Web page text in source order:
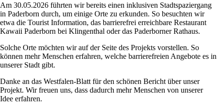
Am 30.05.2026 führten wir bereits einen inklusiven Stadtspaziergang
in Paderborn durch, um einige Orte zu erkunden. So besuchten wir
etwa die Tourist Information, das barrierefrei erreichbare Restaurant
Kawaii Paderborn bei Klingenthal oder das Paderborner Rathaus.
Solche Orte möchten wir auf der Seite des Projekts vorstellen. So
können mehr Menschen erfahren, welche barrierefreien Angebote es in
unserer Stadt gibt.
Danke an das Westfalen-Blatt für den schönen Bericht über unser
Projekt. Wir freuen uns, dass dadurch mehr Menschen von unserer
Idee erfahren.